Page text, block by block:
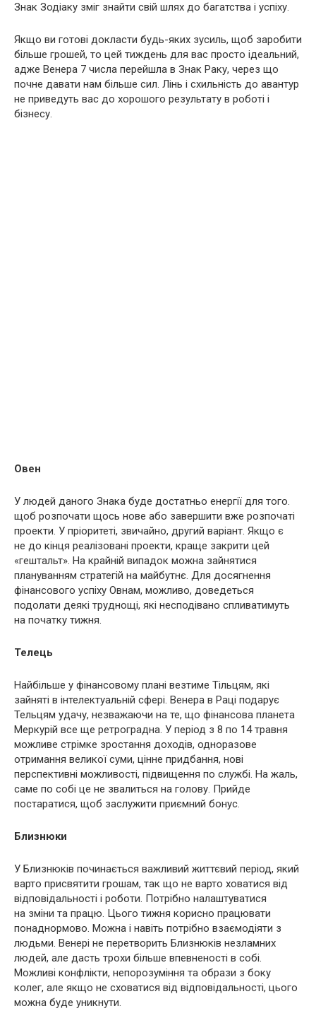
Знак Зодіаку зміг знайти свій шлях до багатства і успіху.
Якщо ви готові докласти будь-яких зусиль, щоб заробити
більше грошей, то цей тиждень для вас просто ідеальний,
адже Венера 7 числа перейшла в Знак Раку, через що
почне давати нам більше сил. Лінь і схильність до авантур
не приведуть вас до хорошого результату в роботі і
бізнесу.
Овен
У людей даного Знака буде достатньо енергії для того.
щоб розпочати щось нове або завершити вже розпочаті
проекти. У пріоритеті, звичайно, другий варіант. Якщо є
не до кінця реалізовані проекти, краще закрити цей
«гештальт». На крайній випадок можна зайнятися
плануванням стратегій на майбутнє. Для досягнення
фінансового успіху Овнам, можливо, доведеться
подолати деякі труднощі, які несподівано спливатимуть
на початку тижня.
Телець
Найбільше у фінансовому плані везтиме Тільцям, які
зайняті в інтелектуальній сфері. Венера в Раці подарує
Тельцям удачу, незважаючи на те, що фінансова планета
Меркурій все ще ретроградна. У період з 8 по 14 травня
можливе стрімке зростання доходів, одноразове
отримання великої суми, цінне придбання, нові
перспективні можливості, підвищення по службі. На жаль,
саме по собі це не звалиться на голову. Прийде
постаратися, щоб заслужити приємний бонус.
Близнюки
У Близнюків починається важливий життєвий період, який
варто присвятити грошам, так що не варто ховатися від
відповідальності і роботи. Потрібно налаштуватися
на зміни та працю. Цього тижня корисно працювати
понаднормово. Можна і навіть потрібно взаємодіяти з
людьми. Венері не перетворить Близнюків незламних
людей, але дасть трохи більше впевненості в собі.
Можливі конфлікти, непорозуміння та образи з боку
колег, але якщо не сховатися від відповідальності, цього
можна буде уникнути.